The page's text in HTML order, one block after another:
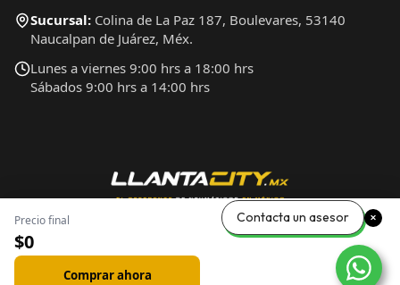
Precio final
$0
Comprar ahora
Sucursal: Colina de La Paz 187, Boulevares, 53140
Naucalpan de Juárez, Méx.
Lunes a viernes 9:00 hrs a 18:00 hrs
Sábados 9:00 hrs a 14:00 hrs
Contacta un asesor